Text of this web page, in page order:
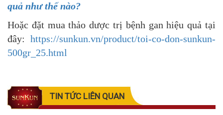
quả như thế nào?
Hoặc đặt mua thảo dược trị bệnh gan hiệu quả tại
đây: https://sunkun.vn/product/toi-co-don-sunkun-
500gr_25.html
TIN TỨC LIÊN QUAN